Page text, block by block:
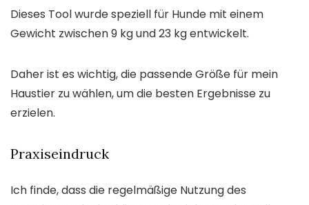
Dieses Tool wurde speziell für Hunde mit einem
Gewicht zwischen 9 kg und 23 kg entwickelt.
Daher ist es wichtig, die passende Größe für mein
Haustier zu wählen, um die besten Ergebnisse zu
erzielen.
Praxiseindruck
Ich finde, dass die regelmäßige Nutzung des